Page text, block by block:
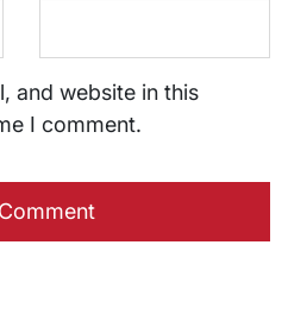
and website in this
I comment.